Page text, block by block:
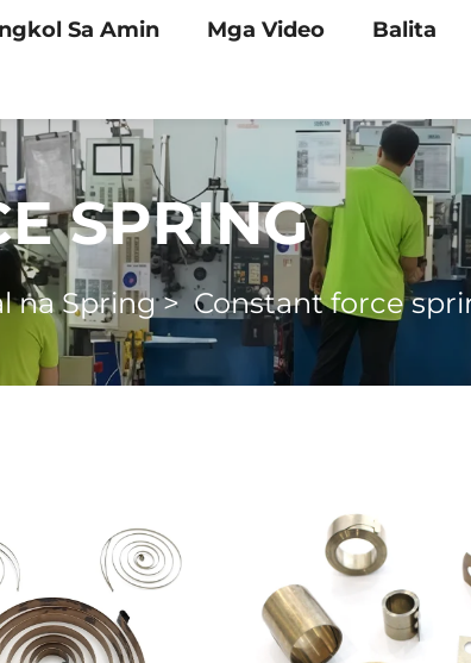
Sa Amin Mga Video Balita
SPRING
na Spring> Constant force